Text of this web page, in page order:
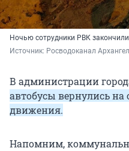
Ночью сотрудники РВК
Источник: Росводоканал
В администрации
автобусы вернулись
движения.
Напомним,